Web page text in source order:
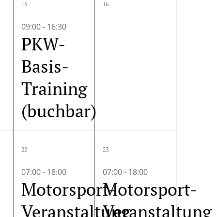
Veranstaltung,
15
09:00- 16:30
PKW-
Basis-
Training
(buchbar)
16
1
Veranstaltung,
22
07:00- 18:00
Motorsport-
Veranstaltung
1
Veranstaltung,
23
07:00- 18:00
Motorsport-
Veranstaltung